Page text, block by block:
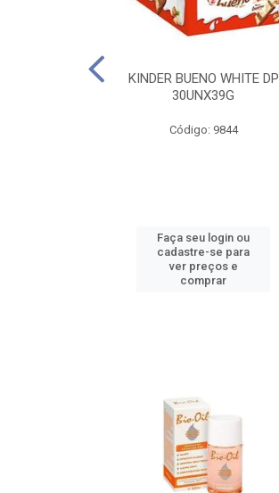
KINDER BUENO WHITE DP
30UNX39G
Código: 9844
Faça seu login ou
cadastre-se para
ver preços e
comprar